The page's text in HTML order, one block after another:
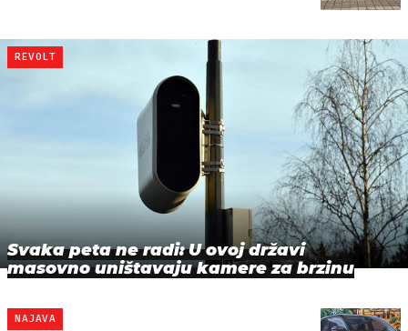
REVOLT
Svaka peta ne radi: U ovoj državi
masovno uništavaju kamere za brzinu
NAJAVA